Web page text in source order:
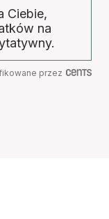
Ciebie,
na
przez